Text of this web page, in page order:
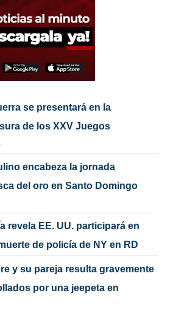
se presentará en la
de los XXV Juegos
encabeza la jornada
del oro en Santo Domingo
revela EE. UU. participará en
de policía de NY en RD
y su pareja resulta gravemente
por una jeepeta en